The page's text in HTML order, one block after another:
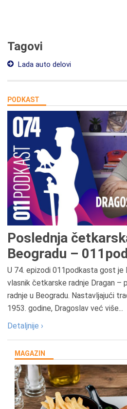
Tagovi
Lada auto delovi
PODKAST
Poslednja
Beogradu –
U 74. epizodi 011podkasta gost je
vlasnik četkarske radnje Dragan –
radnje u Beogradu. Nastavljajući
1953. godine, Dragoslav već više...
Detaljnije ›
MAGAZIN